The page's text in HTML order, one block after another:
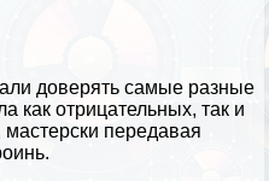
доверять самые разные
как отрицательных, так и
передавая